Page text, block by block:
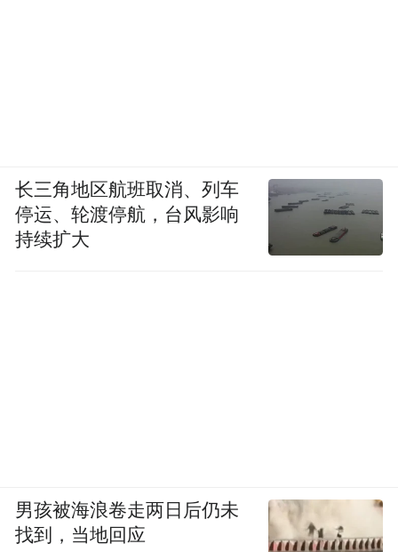
长三角地区航班取消、列车
停运、轮渡停航，台风影响
持续扩大
男孩被海浪卷走两日后仍未
找到，当地回应